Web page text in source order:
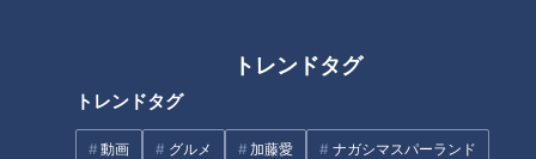
トレンドタグ
トレンドタグ
動画 グルメ 加藤愛 ナガシマスパーランド
【日本縦断】軽トラ女子が本州
⑬【道との遭遇】
廃墟も残る伊豆半島の観光道路